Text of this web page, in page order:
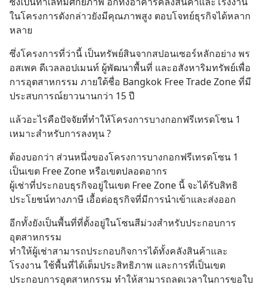
ในโครงการดังกล่าวยังมีคุณภาพสูง ตอบโจทย์ธุรกิจได้หลาก
หลาย
ซึ่งโครงการที่ว่านี้ เป็นทรัพย์สินจากสปอนเซอร์หลักอย่าง พร
อสเพค ดีเวลลอปเมนท์ ผู้พัฒนาพื้นที่ และอสังหาริมทรัพย์เพื่อ
การอุตสาหกรรม ภายใต้ชื่อ Bangkok Free Trade Zone ที่มี
ประสบการณ์ยาวนานกว่า 15 ปี
แล้วอะไรคือปัจจัยที่ทำให้โครงการบางกอกฟรีเทรดโซน 1
เหมาะสำหรับการลงทุน ?
ต้องบอกว่า ส่วนหนึ่งของโครงการบางกอกฟรีเทรดโซน 1
เป็นเขต Free Zone หรือเขตปลอดอากร
ผู้เช่าที่ประกอบธุรกิจอยู่ในเขต Free Zone นี้ จะได้รับสิทธิ
ประโยชน์ทางภาษี เอื้อต่อธุรกิจที่มีการนำเข้าและส่งออก
อีกทั้งยังเป็นพื้นที่ที่ตั้งอยู่ในโซนสีม่วงสำหรับประกอบการ
อุตสาหกรรม
ทำให้ผู้เช่าสามารถประกอบกิจการได้ทั้งคลังสินค้าและ
โรงงาน ใช้พื้นที่ได้เต็มประสิทธิภาพ และการที่เป็นเขต
ประกอบการอุตสาหกรรม ทำให้สามารถลดเวลาในการขอใบ